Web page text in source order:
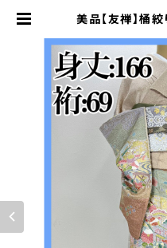
美品【友禅】桶